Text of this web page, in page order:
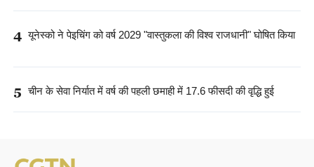
4 यूनेस्को ने पेइचिंग को वर्ष 2029 "वास्तुकला की विश्व राजधानी" घोषित किया
5 चीन के सेवा निर्यात में वर्ष की पहली छमाही में 17.6 फीसदी की वृद्धि हुई